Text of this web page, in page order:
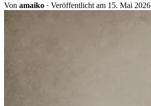
Von amaiko · Veröffentlicht am 15. Mai 2026